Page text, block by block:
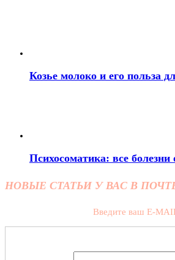
Козье молоко и его польза
Психосоматика: все болезни
НОВЫЕ СТАТЬИ У ВАС В
Введите ваш E-